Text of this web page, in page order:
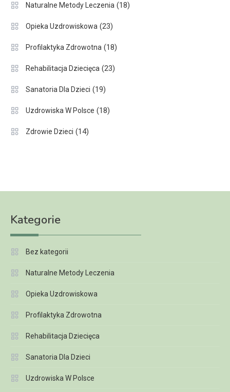
Naturalne Metody Leczenia (18)
Opieka Uzdrowiskowa (23)
Profilaktyka Zdrowotna (18)
Rehabilitacja Dziecięca (23)
Sanatoria Dla Dzieci (19)
Uzdrowiska W Polsce (18)
Zdrowie Dzieci (14)
Kategorie
Bez kategorii
Naturalne Metody Leczenia
Opieka Uzdrowiskowa
Profilaktyka Zdrowotna
Rehabilitacja Dziecięca
Sanatoria Dla Dzieci
Uzdrowiska W Polsce